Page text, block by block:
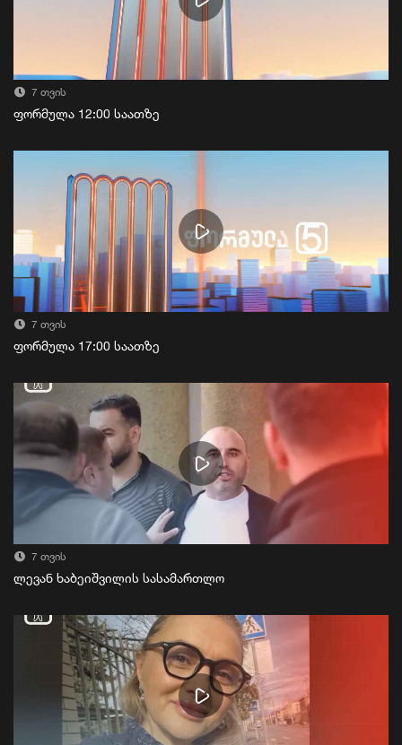
7 თვის
ფორმულა 12:00 საათზე
7 თვის
ფორმულა 17:00 საათზე
7 თვის
ლევან ხაბეიშვილის სასამართლო